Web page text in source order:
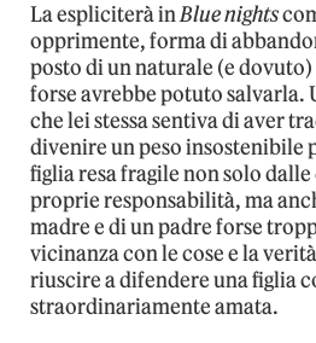
La espliciterà inBlue nights
opprimente, forma di
posto di un naturale (e
forse avrebbe potuto salvarla.
che lei stessa sentiva di aver
divenire un peso insostenibile
figlia resa fragile non solo
proprie responsabilità, ma
madre e di un padre forse
vicinanza con le cose e la
riuscire a difendere una figlia
straordinariamente amata.